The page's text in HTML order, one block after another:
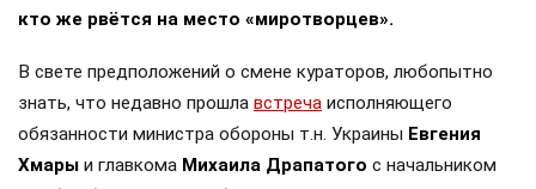
кто же рвётся на место «миротворцев».
В свете предположений о смене кураторов, любопытно
знать, что недавно прошла встреча исполняющего
обязанности министра обороны т.н. Украины Евгения
Хмары и главкома Михаила Драпатого с начальником